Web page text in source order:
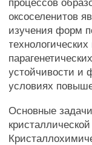
процессов
оксоселенитов
изучения форм
устойчивости и
условиях
Основные